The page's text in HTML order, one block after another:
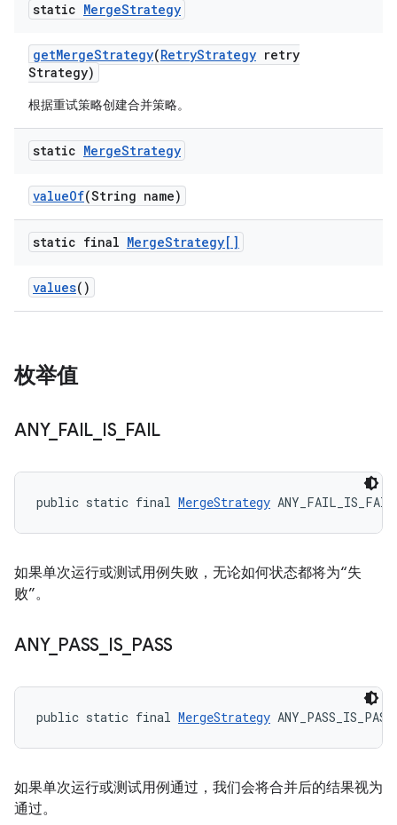
static MergeStrategy
getMergeStrategy(RetryStrategy retry
Strategy)
根据重试策略创建合并策略。
static MergeStrategy
valueOf(String name)
static final MergeStrategy[]
values()
枚举值
ANY_ FAIL IS_ FAIL
public static final MergeStrategy ANY_FAIL_IS_FAIL
如果单次运行或测试用例失败，无论如何状态都将为“失
败”。
ANY_ PASS IS_ PASS
public static final MergeStrategy ANY_PASS_IS_PASS
如果单次运行或测试用例通过，我们会将合并后的结果视为
通过。